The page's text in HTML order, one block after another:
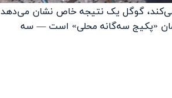
گوگل یک نتیجه خاص نشان می‌دهد
«پکیج سه‌گانه محلی» است — سه